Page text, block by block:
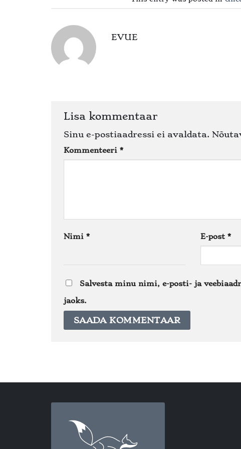
EVUE
Lisa kommentaar
Sinu e-postiaadressi ei avaldata.
Kommenteeri *
Nimi * E-post*
Salvesta minu nimi, e-posti- ja
jaoks.